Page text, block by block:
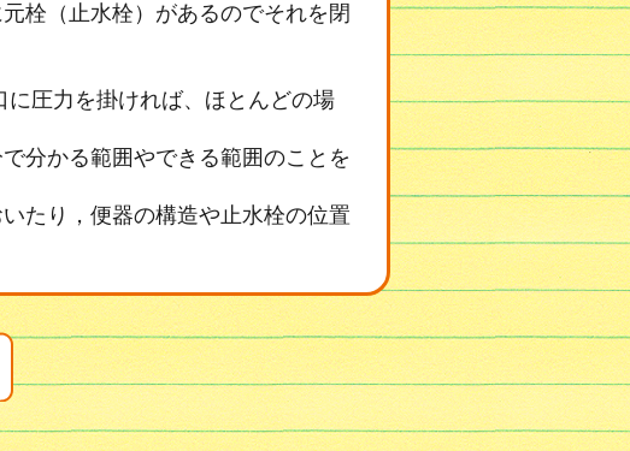
栓（止水栓）があるのでそれを閉
圧力を掛ければ、ほとんどの場
分かる範囲やできる範囲のことを
たり，便器の構造や止水栓の位置